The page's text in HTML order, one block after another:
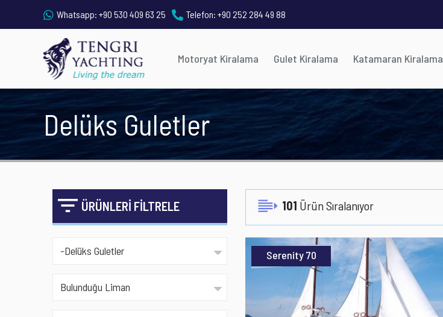
Whatsapp: +90 530 409 63 25 Telefon: +90 252 284 49 88
Motoryat Kiralama Gulet Kiralama Katamaran Kiralama
Delüks Guletler
ÜRÜNLERİ FİLTRELE 101 Ürün Sıralanıyor
Serenity 70